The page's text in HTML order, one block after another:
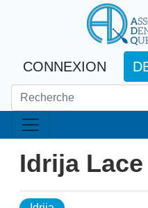
CONNEXION
Idrija